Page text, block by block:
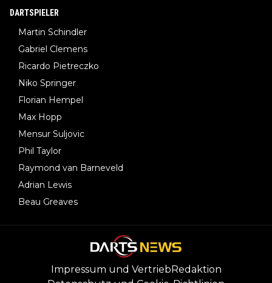
DARTSPIELER
Martin Schindler
Gabriel Clemens
Ricardo Pietreczko
Niko Springer
Florian Hempel
Max Hopp
Mensur Suljovic
Phil Taylor
Raymond van Barneveld
Adrian Lewis
Beau Greaves
Impressum und Vertrieb Redaktion